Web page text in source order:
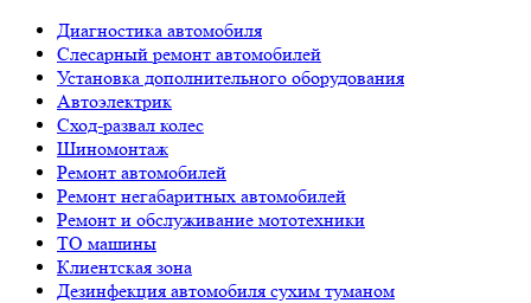
Диагностика автомобиля
Слесарный ремонт автомобилей
Установка дополнительного оборудования
Автоэлектрик
Сход-развал колес
Шиномонтаж
Ремонт автомобилей
Ремонт негабаритных автомобилей
Ремонт и обслуживание мототехники
ТО машины
Клиентская зона
Дезинфекция автомобиля сухим туманом